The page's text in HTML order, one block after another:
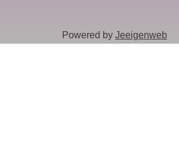
Powered by Jeeigenweb